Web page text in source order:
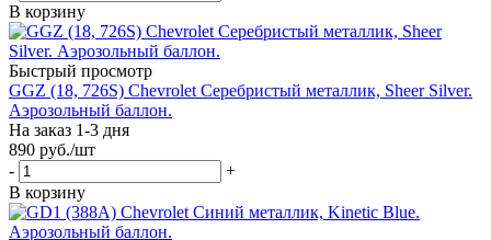
В корзину
Быстрый просмотр
GGZ (18, 726S) Chevrolet Серебристый металлик, Sheer Silver.
Аэрозольный баллон.
На заказ 1-3 дня
890 руб./шт
-
+
В корзину